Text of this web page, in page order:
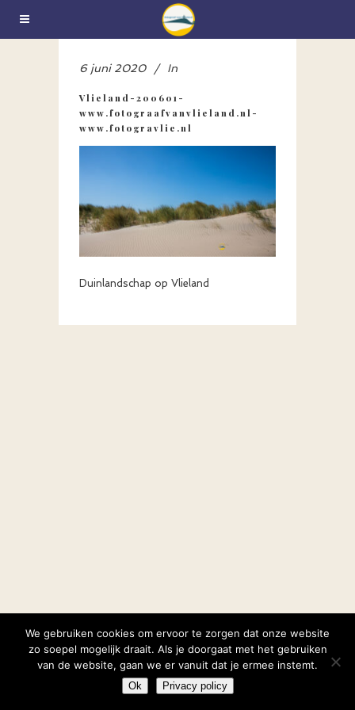
6 juni 2020 In
Vlieland-200601-
www.fotograafvanvlieland.nl-
www.fotogravlie.nl
Duinlandschap op Vlieland
We gebruiken cookies om ervoor te zorgen dat onze website
zo soepel mogelijk draait. Als je doorgaat met het gebruiken
van de website, gaan we er vanuit dat je ermee instemt.
Ok Privacy policy